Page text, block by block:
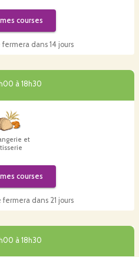
mes courses
fermera dans14 jours
à 18h30
et
mes courses
fermera dans 21 jours
à 18h30